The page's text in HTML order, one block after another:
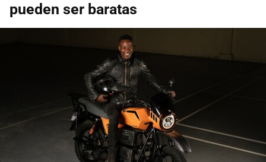
pueden ser baratas